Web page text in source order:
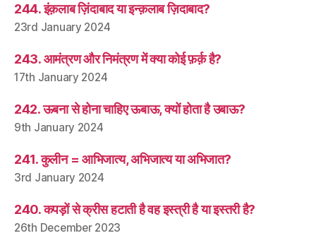
244. इंक़लाब ज़िंदाबाद या इन्क़लाब ज़िदाबाद?
23rd January 2024
243. आमंत्रण और निमंत्रण में क्या कोई फ़र्क़ है?
17th January 2024
242. ऊबना से होना चाहिए ऊबाऊ, क्यों होता है उबाऊ?
9th January 2024
241. कुलीन = आभिजात्य, अभिजात्य या अभिजात?
3rd January 2024
240. कपड़ों से क्रीस हटाती है वह इस्त्री है या इस्तरी है?
26th December 2023